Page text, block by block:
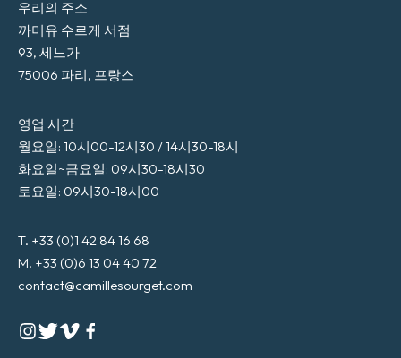
우리의 주소
까미유 수르게 서점
93, 세느가
75006 파리, 프랑스
영업 시간
월요일: 10시00-12시30 / 14시30-18시
화요일~금요일: 09시30-18시30
토요일: 09시30-18시00
T. +33 (0)1 42 84 16 68
M. +33 (0)6 13 04 40 72
contact@camillesourget.com